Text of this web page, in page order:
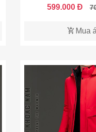
599.000 Đ
Mua